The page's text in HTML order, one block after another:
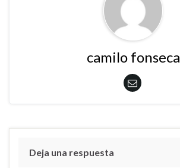
camilo fonseca
Deja una respuesta